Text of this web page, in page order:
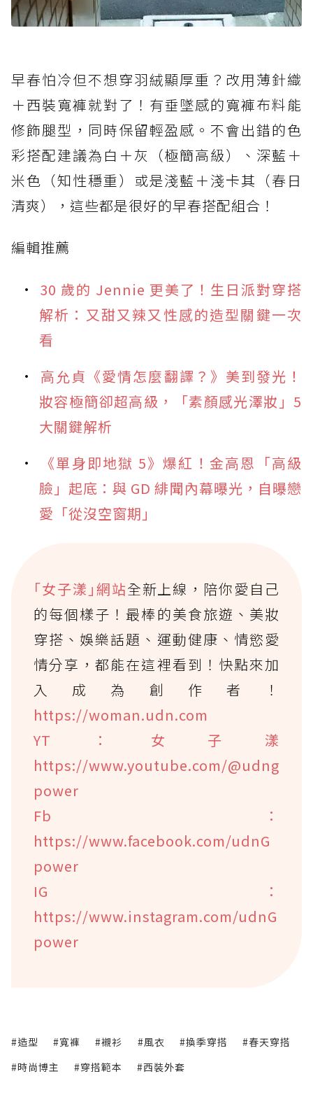
早春怕冷但不想穿羽絨顯厚重？改用薄針織
＋西裝寬褲就對了！有垂墜感的寬褲布料能
修飾腿型，同時保留輕盈感。不會出錯的色
彩搭配建議為白＋灰（極簡高級）、深藍＋
米色（知性穩重）或是淺藍＋淺卡其（春日
清爽），這些都是很好的早春搭配組合！
編輯推薦
30 歲的 Jennie 更美了！生日派對穿搭
解析：又甜又辣又性感的造型關鍵一次
看
高允貞《愛情怎麼翻譯？》美到發光！
妝容極簡卻超高級，「素顏感光澤妝」5
大關鍵解析
《單身即地獄 5》爆紅！金高恩「高級
臉」起底：與 GD 緋聞內幕曝光，自曝戀
愛「從沒空窗期」
｢女子漾｣網站全新上線，陪你愛自己
的每個樣子！最棒的美食旅遊、美妝
穿搭、娛樂話題、運動健康、情慾愛
情分享，都能在這裡看到！快點來加
入成為創作者！
https://woman.udn.com
YT：女子漾
https://www.youtube.com/@udng
power
Fb：
https://www.facebook.com/udnG
power
IG：
https://www.instagram.com/udnG
power
#造型 #寬褲 #襯衫 #風衣 #換季穿搭
#春天穿搭
#時尚博主
#穿搭範本 #西裝外套